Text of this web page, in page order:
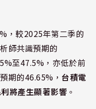
，較2025年第二季的
師共識預期的
至47.5%，亦低於前
期的46.65%， 台積電
將產生顯著影響 。